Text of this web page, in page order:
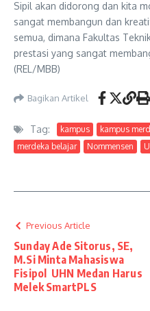
Sipil akan didorong dan kita
sangat membangun dan
semua, dimana Fakultas
prestasi yang sangat
(REL/MBB)
Bagikan Artikel
Tag: kampus kampus
merdeka belajar
Nommensen
Previous Article
Sunday Ade Sitorus, SE,
M.Si Minta Mahasiswa
Fisipol UHN Medan Harus
Melek SmartPLS